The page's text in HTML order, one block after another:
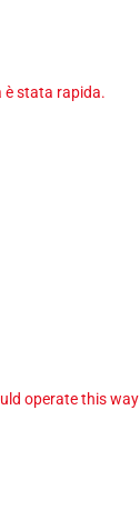
è stata rapida.
operate this way